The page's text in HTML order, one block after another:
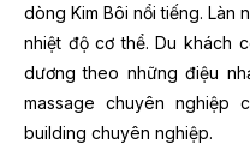
dòng Kim Bôi nổi tiếng. Làn
nhiệt độ cơ thể. Du khách
dương theo những điệu
massage chuyên
building chuyên nghiệp.